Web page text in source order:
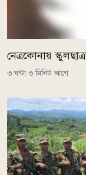
নেত্রকোনায়
৩ ঘন্টা ৩ মিনিট আগে